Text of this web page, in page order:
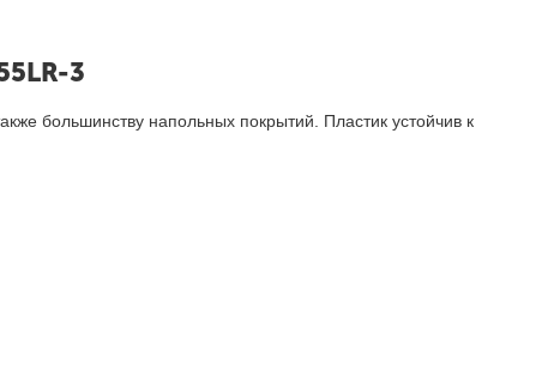
3
большинству напольных покрытий. Пластик устойчив к